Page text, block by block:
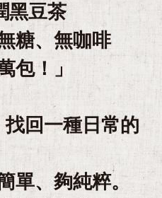
黑豆茶
糖、無咖啡
包！」
回一種日常的
單、夠純粹。